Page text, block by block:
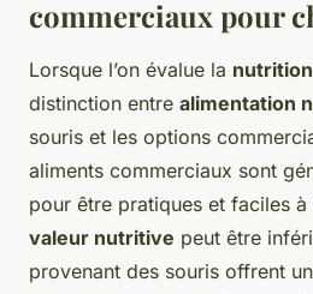
commerciaux pour
Lorsque l’on évalue la
distinction entre alimentation
souris et les options
aliments commerciaux sont
pour être pratiques et faciles
valeur nutritive peut être
provenant des souris offrent